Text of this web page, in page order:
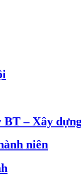
– Xây
niên